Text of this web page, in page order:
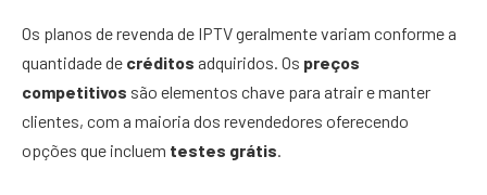
Os planos de revenda de IPTV geralmente variam conforme a
quantidade de créditos adquiridos. Os preços
competitivos são elementos chave para atrair e manter
clientes, com a maioria dos revendedores oferecendo
opções que incluem testes grátis.